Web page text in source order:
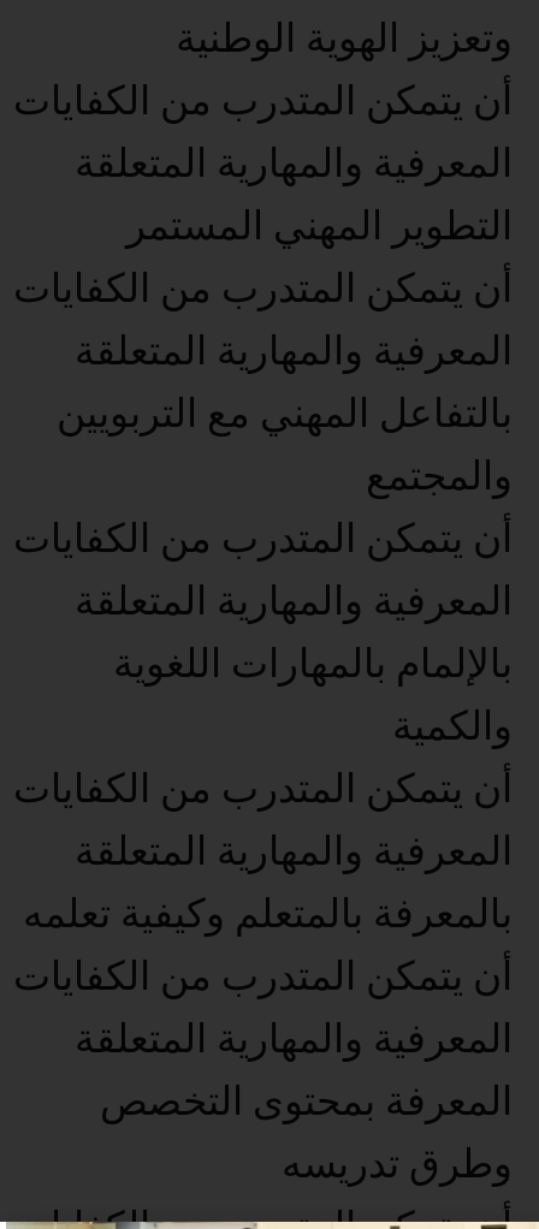
وتعزيز الهوية الوطنية
أن يتمكن المتدرب من الكفايات
المعرفية والمهارية المتعلقة
التطوير المهني المستمر
أن يتمكن المتدرب من الكفايات
المعرفية والمهارية المتعلقة
بالتفاعل المهني مع التربويين
والمجتمع
أن يتمكن المتدرب من الكفايات
المعرفية والمهارية المتعلقة
بالإلمام بالمهارات اللغوية
والكمية
أن يتمكن المتدرب من الكفايات
المعرفية والمهارية المتعلقة
بالمعرفة بالمتعلم وكيفية تعلمه
أن يتمكن المتدرب من الكفايات
المعرفية والمهارية المتعلقة
المعرفة بمحتوى التخصص
وطرق تدريسه